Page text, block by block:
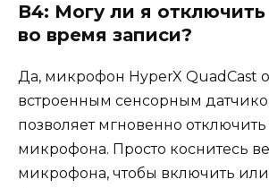
В4: Могу ли я
во время записи?
Да, микрофон HyperX QuadCast
встроенным сенсорным
позволяет мгновенно отключить
микрофона. Просто коснитесь
микрофона, чтобы включить